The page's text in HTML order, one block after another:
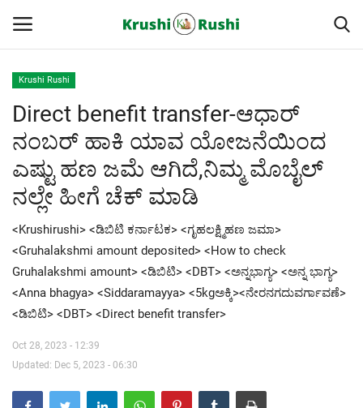
Home
Finance
Contact
ರೈತರ ಯಶೋಗಾಥೆಗಳು
Krushi Rushi
ಮುಂದಿನ 5 ದಿನಗಳ ಮಳೆ ಮಾಹಿತಿ
Gallery
Contact Us
Krushi Rushi
Direct benefit transfer-ಆಧಾರ್
ನಂಬರ್ ಹಾಕಿ ಯಾವ ಯೋಜನೆಯಿಂದ
ಎಷ್ಟು ಹಣ ಜಮೆ ಆಗಿದೆ,ನಿಮ್ಮ ಮೊಬೈಲ್
ನಲ್ಲೇ ಹೀಗೆ ಚೆಕ್ ಮಾಡಿ
<Krushirushi> <ಡಿಬಿಟಿ ಕರ್ನಾಟಕ> <ಗೃಹಲಕ್ಷ್ಮಿಹಣ ಜಮಾ>
<Gruhalakshmi amount deposited> <How to check
Gruhalakshmi amount> <ಡಿಬಿಟಿ> <DBT> <ಅನ್ನಭಾಗ್ಯ> <ಅನ್ನ ಭಾಗ್ಯ>
<Anna bhagya> <Siddaramayya> <5kgಅಕ್ಕಿ><ನೇರನಗದುವರ್ಗಾವಣೆ>
<ಡಿಬಿಟಿ> <DBT> <Direct benefit transfer>
Oct 28, 2023 - 12:39
Updated: Dec 5, 2023 - 06:30